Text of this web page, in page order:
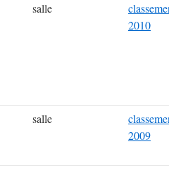
salle
2010
salle
2009